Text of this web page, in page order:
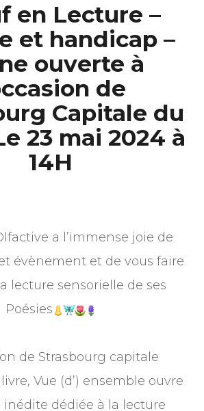
en Lecture –
et handicap –
ouverte à
de
Capitale du
23 mai 2024 à
14H
a l’immense joie de
évènement et de vous faire
lecture sensorielle de ses
Poésies
de Strasbourg capitale
Vue (d’) ensemble ouvre
inédite dédiée à la lecture